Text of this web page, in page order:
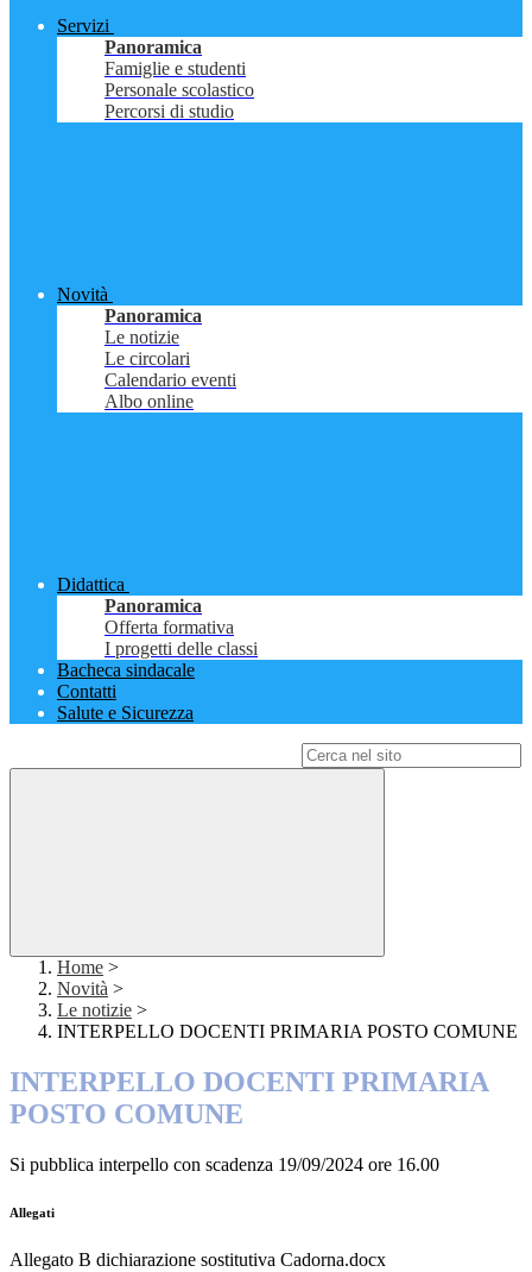
Servizi
Panoramica
Famiglie e studenti
Personale scolastico
Percorsi di studio
Novità
Panoramica
Le notizie
Le circolari
Calendario eventi
Albo online
Didattica
Panoramica
Offerta formativa
I progetti delle classi
Bacheca sindacale
Contatti
Salute e Sicurezza
Home >
Novità >
Le notizie >
INTERPELLO DOCENTI PRIMARIA POSTO COMUNE
INTERPELLO DOCENTI PRIMARIA
POSTO COMUNE
Si pubblica interpello con scadenza 19/09/2024 ore 16.00
Allegati
Allegato B dichiarazione sostitutiva Cadorna.docx